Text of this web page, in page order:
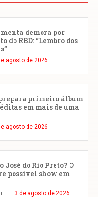
demora por
do RBD: “Lembro dos
agosto de 2026
primeiro álbum
em mais de uma
agosto de 2026
José do Rio Preto? O
possível show em
3 de agosto de 2026